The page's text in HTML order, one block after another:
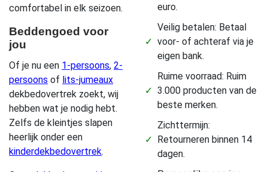
comfortabel in elk seizoen.
Beddengoed voor
jou
Of je nu een 1-persoons, 2-
persoons of lits-jumeaux
dekbedovertrek zoekt, wij
hebben wat je nodig hebt.
Zelfs de kleintjes slapen
heerlijk onder een
kinderdekbedovertrek.
euro.
✓
Veilig betalen: Betaal
voor- of achteraf via je
eigen bank.
✓
Ruime voorraad: Ruim
3.000 producten van de
beste merken.
✓
Zichttermijn:
Retourneren binnen 14
dagen.